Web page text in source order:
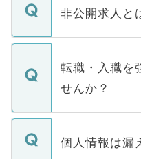
登録内容を確認
ます。通常、5
いただきますの
い。
非公開求人と
マイナビ
うち約3割は、
けない「非公開
下記の理由によ
ません。
■応募殺到を避
転職・入職を
せんか？
転職・入職を強
ん。また、仮に
個人情報は漏